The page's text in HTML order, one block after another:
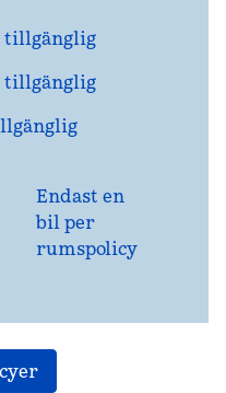
tillgänglig
tillgänglig
Endast en
bil per
rumspolicy